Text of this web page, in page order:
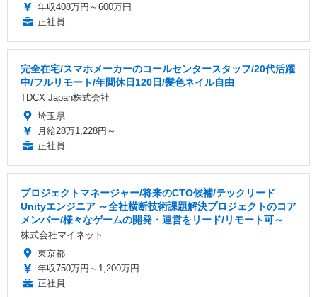
年収408万円～600万円
正社員
完全在宅/スマホメーカーのコールセンタースタッフ/20代活躍
中/フルリモート/年間休日120日/髪色ネイル自由
TDCX Japan株式会社
埼玉県
月給28万1,228円～
正社員
プロジェクトマネージャー/将来のCTO候補/テックリード
Unityエンジニア ～全社横断技術課題解決プロジェクトのコア
メンバー/様々なゲームの開発・運営をリード/リモート可～
株式会社マイネット
東京都
年収750万円～1,200万円
正社員